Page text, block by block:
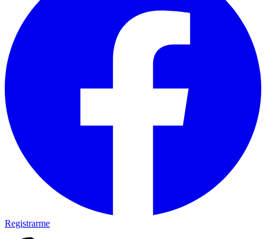
Registrarme